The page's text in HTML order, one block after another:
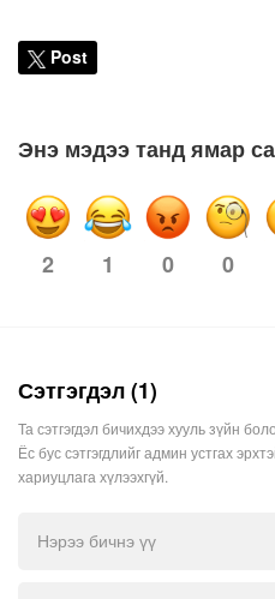
Post
Энэ мэдээ танд ямар
2 1 0 0
Сэтгэгдэл (1)
Та сэтгэгдэл бичихдээ хууль зүйн
Ёс бус сэтгэгдлийг админ устгах
хариуцлага хүлээхгүй.